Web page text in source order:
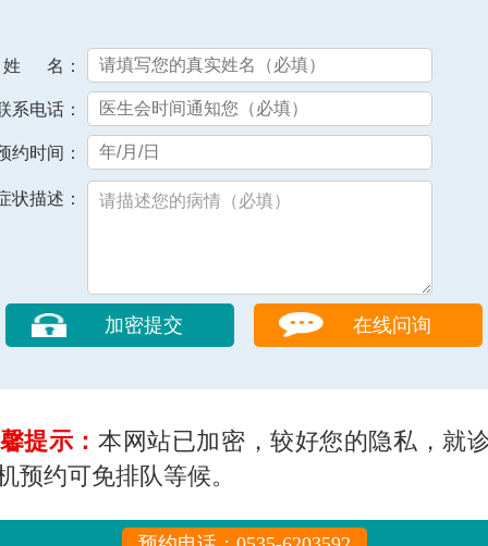
姓 名：
系电话：
约时间：
状描述：
在线问询
提示： 本网站已加密，较好您的隐私，就
预约可免排队等候。